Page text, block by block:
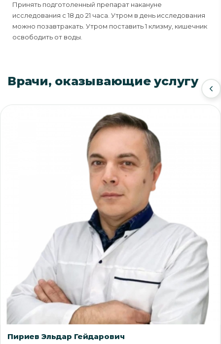
Принять подготоленный препарат накануне
исследования с 18 до 21 часа. Утром в день исследования
можно позавтракать. Утром поставить 1 клизму, кишечник
освободить от воды.
Врачи, оказывающие услугу
Пириев Эльдар Гейдарович